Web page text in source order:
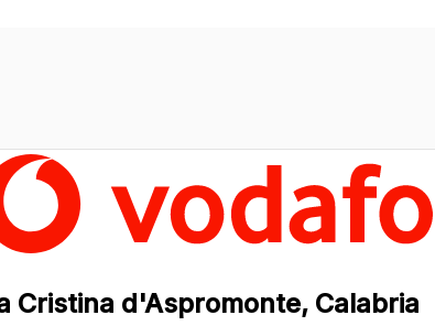
Cristina d'Aspromonte, Calabria